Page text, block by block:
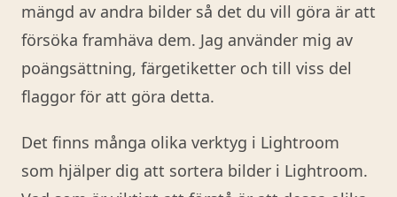
mängd av andra bilder så det du vill göra är att
försöka framhäva dem. Jag använder mig av
poängsättning, färgetiketter och till viss del
flaggor för att göra detta.
Det finns många olika verktyg i Lightroom
som hjälper dig att sortera bilder i Lightroom.